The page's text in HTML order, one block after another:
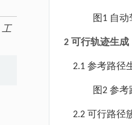
工
图1 自
划（GOTP
[出发地和目
生成模块
2 可行轨迹生成
2.1 参考路径
图2 参
中心线，
2.2 可行路径